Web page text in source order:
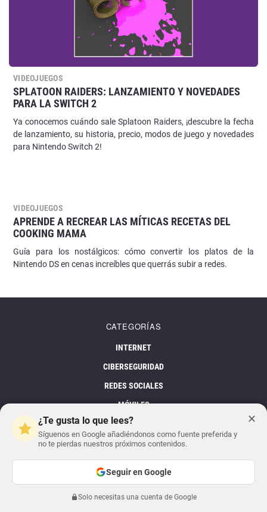
VIDEOJUEGOS
SPLATOON RAIDERS: LANZAMIENTO Y NOVEDADES
PARA LA SWITCH 2
Ya conocemos cuándo sale Splatoon Raiders, ¡descubre la fecha
de lanzamiento, su historia, precio, modos de juego y novedades
para Nintendo Switch 2!
VIDEOJUEGOS
APRENDE A RECREAR LAS MÍTICAS RECETAS DEL
COOKING MAMA
Guía para los nostálgicos: cómo convertir los platos de la
Nintendo DS en cenas increíbles que querrás subir a redes.
CATEGORÍAS
INTERNET
CIBERSEGURIDAD
REDES SOCIALES
MÓVILES
APPS
REVIEWS
TECNOLOGÍA
ENTRETENIMIENTO
✕
¿Te gusta lo que lees?
Síguenos en Google añadiéndonos como fuente preferida y
no te pierdas nuestros próximos contenidos.
Seguir en Google
Solo necesitas una cuenta de Google